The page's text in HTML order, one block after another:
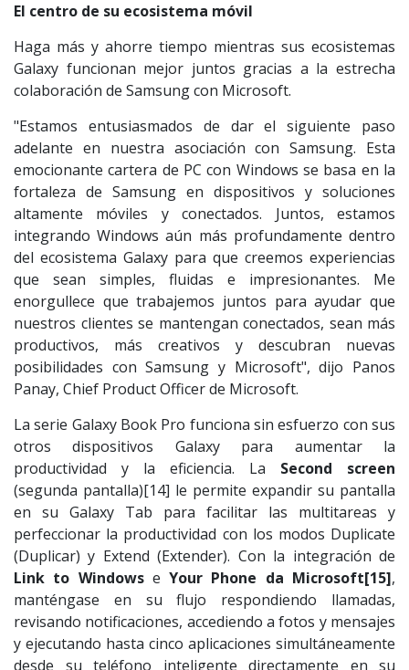
El centro de su ecosistema móvil
Haga más y ahorre tiempo mientras sus ecosistemas
Galaxy funcionan mejor juntos gracias a la estrecha
colaboración de Samsung con Microsoft.
"Estamos entusiasmados de dar el siguiente paso
adelante en nuestra asociación con Samsung. Esta
emocionante cartera de PC con Windows se basa en la
fortaleza de Samsung en dispositivos y soluciones
altamente móviles y conectados. Juntos, estamos
integrando Windows aún más profundamente dentro
del ecosistema Galaxy para que creemos experiencias
que sean simples, fluidas e impresionantes. Me
enorgullece que trabajemos juntos para ayudar que
nuestros clientes se mantengan conectados, sean más
productivos, más creativos y descubran nuevas
posibilidades con Samsung y Microsoft", dijo Panos
Panay, Chief Product Officer de Microsoft.
La serie Galaxy Book Pro funciona sin esfuerzo con sus
otros dispositivos Galaxy para aumentar la
productividad y la eficiencia. La Second screen
(segunda pantalla)[14] le permite expandir su pantalla
en su Galaxy Tab para facilitar las multitareas y
perfeccionar la productividad con los modos Duplicate
(Duplicar) y Extend (Extender). Con la integración de
Link to WindowseYour Phone da Microsoft[15],
manténgase en su flujo respondiendo llamadas,
revisando notificaciones, accediendo a fotos y mensajes
y ejecutando hasta cinco aplicaciones simultáneamente
desde su teléfono inteligente directamente en su